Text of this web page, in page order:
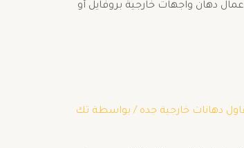
دهان واجهات خارجية بروفايل أو
دهانات خارجية جده / بواسطة تك